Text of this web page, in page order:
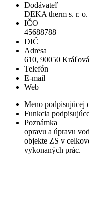
Dodávateľ
DEKA therm s. r. o.
IČO
45688788
DIČ
Adresa
610, 90050
Telefón
E-mail
Web
Meno podpisujúcej
Funkcia
Poznámka
opravu a úpravu
objekte ZS v
vykonaných prác.